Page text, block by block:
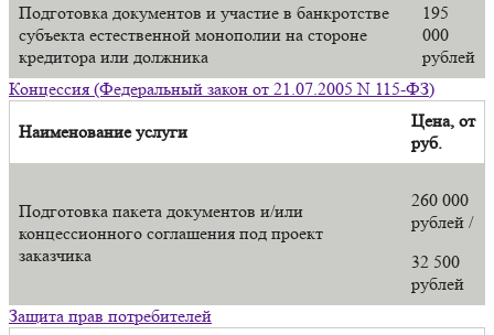
Подготовка документов и участие в банкротстве
субъекта естественной монополии на стороне
кредитора или должника
195
000
рублей
Концессия (Федеральный закон от 21.07.2005 N 115-ФЗ)
Наименование услуги
Цена, от
руб.
Подготовка пакета документов и/или
концессионного соглашения под проект
заказчика
260 000
рублей /
32 500
рублей
Защита прав потребителей